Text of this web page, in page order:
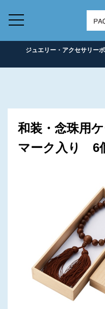
ジュエリー・アクセサリー
和装・念珠用
マーク入り 6